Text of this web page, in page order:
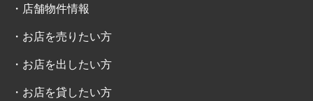
・ 店舗物件情報
・ お店を売りたい方
・ お店を出したい方
・ お店を貸したい方